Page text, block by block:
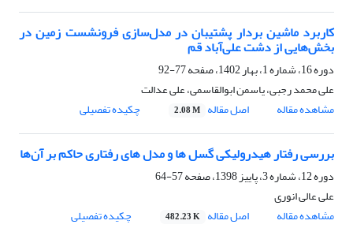
کاربرد ماشین بردار پشتیبان در مدل‌سازی فرونشست زمین در
بخش‌هایی از دشت علی‌آباد قم
دوره 16، شماره 1، بهار 1402، صفحه
77-92
علی محمد رجبی، یاسمن ابوالقاسمی، علی عدالت
مشاهده مقاله
اصل مقاله 2.08 M چکیده تفصیلی
بررسی رفتار هیدرولیکی گسل ها و مدل های رفتاری حاکم بر آن‌ها
دوره 12، شماره 3، پاییز 1398، صفحه
57-64
علی عالی انوری
مشاهده مقاله
اصل مقاله 482.23 K چکیده تفصیلی